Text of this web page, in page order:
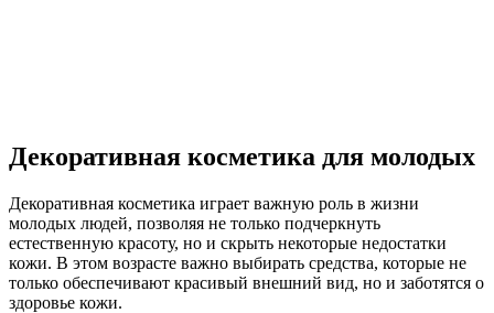
Декоративная косметика для молодых
Декоративная косметика играет важную роль в жизни
молодых людей, позволяя не только подчеркнуть
естественную красоту, но и скрыть некоторые недостатки
кожи. В этом возрасте важно выбирать средства, которые не
только обеспечивают красивый внешний вид, но и заботятся о
здоровье кожи.